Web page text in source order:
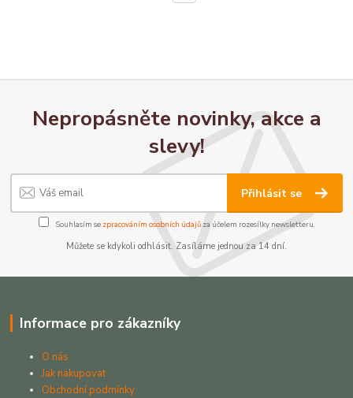
Nepropásněte novinky, akce a
slevy!
Přihlásit se
Souhlasím se zpracováním osobních údajůza účelem rozesílky newsletteru.
Můžete se kdykoli odhlásit. Zasíláme jednou za 14 dní.
Informace pro zákazníky
O nás
Jak nakupovat
Obchodní podmínky